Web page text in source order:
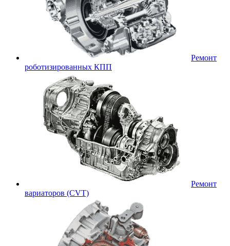
Ремонт
роботизированных КПП
Ремонт
вариаторов (CVT)